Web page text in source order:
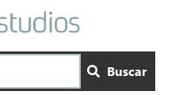
Buscar